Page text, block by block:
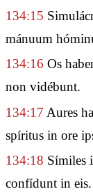
134:15
mánuum
134:16 Os
non vidébunt.
134:17 Aures
spíritus in ore
134:18 Símiles
confídunt in eis.